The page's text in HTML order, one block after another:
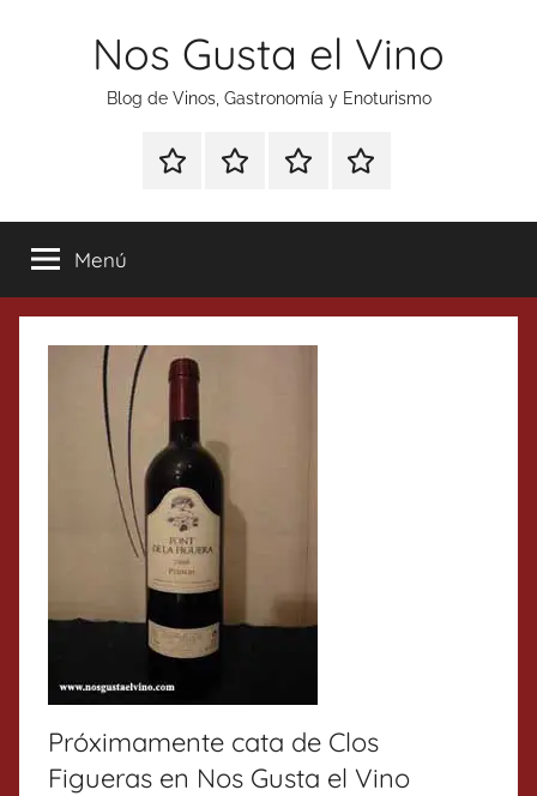
Nos Gusta el Vino
Blog de Vinos, Gastronomía y Enoturismo
Especial
Tonics
Enoturismo
Gastronomía
RankingContacto
Menú
Próximamente cata de Clos
Figueras en Nos Gusta el Vino